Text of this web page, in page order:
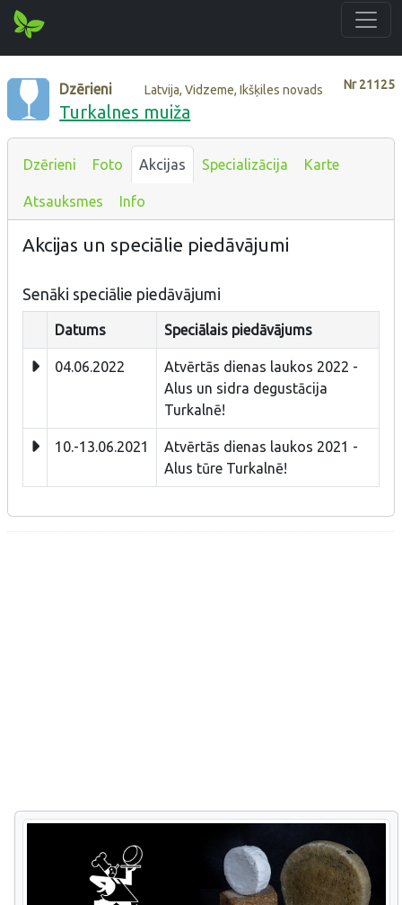
Nr21125
Dzērieni Latvija, Vidzeme, Ikšķiles novads
Turkalnes muiža
Dzērieni Foto Akcijas Specializācija Karte
Atsauksmes Info
Akcijas un speciālie piedāvājumi
Senāki speciālie piedāvājumi
Datums Speciālais piedāvājums
04.06.2022
Atvērtās dienas laukos 2022 -
Alus un sidra degustācija
Turkalnē!
10.-13.06.2021
Atvērtās dienas laukos 2021 -
Alus tūre Turkalnē!